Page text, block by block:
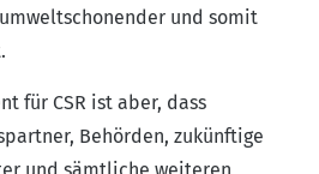
und somit
für CSR ist aber, dass
Behörden, zukünftige
und sämtliche weiteren